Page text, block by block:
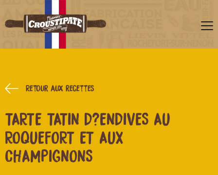
Retour aux recettes
TARTE TATIN D?ENDIVES AU
ROQUEFORT ET AUX
CHAMPIGNONS